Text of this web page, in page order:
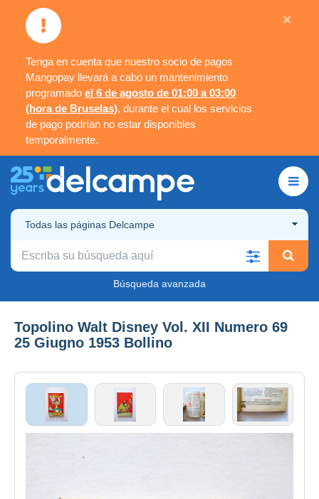
Tenga en cuenta que nuestro socio de pagos
Mangopay llevará a cabo un mantenimiento
programado el 6 de agosto de 01:00 a 03:00
(hora de Bruselas), durante el cual los servicios
de pago podrían no estar disponibles
temporalmente.
×
Todas las páginas Delcampe
Búsqueda avanzada
Topolino Walt Disney Vol. XII Numero 69
25 Giugno 1953 Bollino